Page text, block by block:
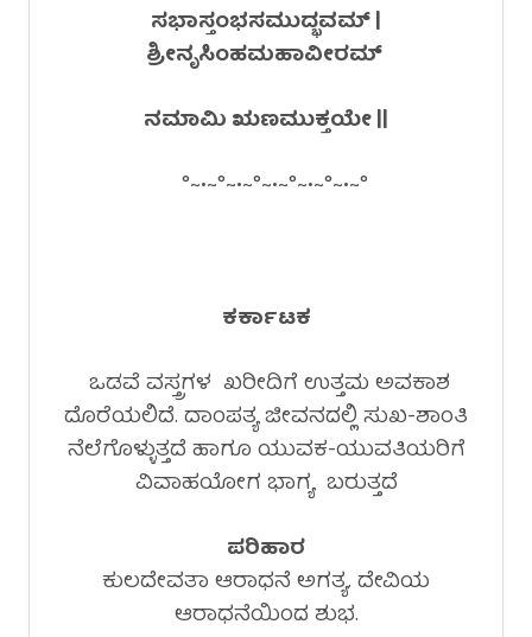
ಸಭಾಸ್ತಂಭಸಮುದ್ಭವಮ್ |
ಶ್ರೀನೃಸಿಂಹಮಹಾವೀರಮ್
ನಮಾಮಿ ಋಣಮುಕ್ತಯೇ ||
°~•~°~•~°~•~°~•~°~•~°
ಕರ್ಕಾಟಕ
ಒಡವೆ ವಸ್ತ್ರಗಳ ಖರೀದಿಗೆ ಉತ್ತಮ ಅವಕಾಶ
ದೊರೆಯಲಿದೆ. ದಾಂಪತ್ಯ ಜೀವನದಲ್ಲಿ ಸುಖ-ಶಾಂತಿ
ನೆಲೆಗೊಳ್ಳುತ್ತದೆ ಹಾಗೂ ಯುವಕ-ಯುವತಿಯರಿಗೆ
ವಿವಾಹಯೋಗ ಭಾಗ್ಯ ಬರುತ್ತದೆ
ಪರಿಹಾರ
ಕುಲದೇವತಾ ಆರಾಧನೆ ಅಗತ್ಯ. ದೇವಿಯ
ಆರಾಧನೆಯಿಂದ ಶುಭ.